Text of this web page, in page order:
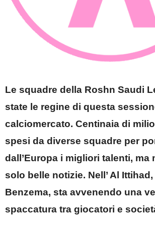
Le squadre della Roshn Saudi
state le regine di questa
calciomercato. Centinaia di
spesi da diverse squadre per
dall’Europa i migliori talenti, ma
solo belle notizie. Nell’ Al
Benzema, sta avvenendo una
spaccatura tra giocatori e